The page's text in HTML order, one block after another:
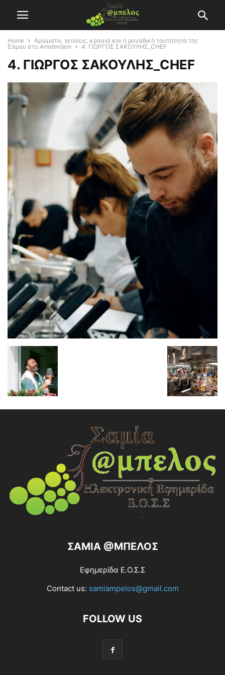
Home
Αρώματα, γεύσεις, κρασιά και η μοναδική ταυτότητα της
Σάμου στο Amsterdam
4. ΓΙΩΡΓΟΣ ΣΑΚΟΥΛΗΣ_CHEF
4. ΓΙΩΡΓΟΣ ΣΑΚΟΥΛΗΣ_CHEF
ΣΑΜΙΑ @ΜΠΕΛΟΣ
Εφημερίδα Ε.Ο.Σ.Σ
Contact us: samiampelos@gmail.com
FOLLOW US